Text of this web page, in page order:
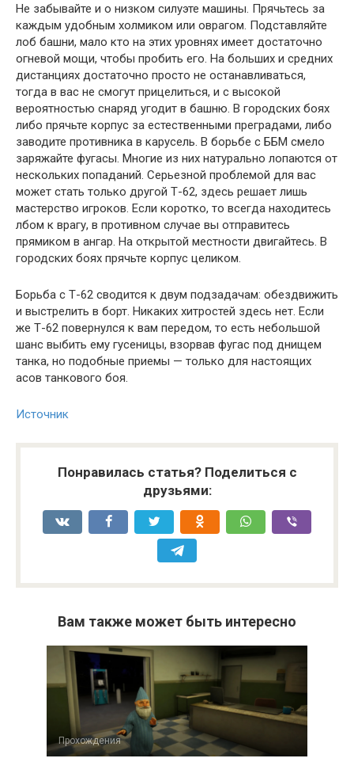
Не забывайте и о низком силуэте машины. Прячьтесь за
каждым удобным холмиком или оврагом. Подставляйте
лоб башни, мало кто на этих уровнях имеет достаточно
огневой мощи, чтобы пробить его. На больших и средних
дистанциях достаточно просто не останавливаться,
тогда в вас не смогут прицелиться, и с высокой
вероятностью снаряд угодит в башню. В городских боях
либо прячьте корпус за естественными преградами, либо
заводите противника в карусель. В борьбе с ББМ смело
заряжайте фугасы. Многие из них натурально лопаются от
нескольких попаданий. Серьезной проблемой для вас
может стать только другой Т-62, здесь решает лишь
мастерство игроков. Если коротко, то всегда находитесь
лбом к врагу, в противном случае вы отправитесь
прямиком в ангар. На открытой местности двигайтесь. В
городских боях прячьте корпус целиком.
Борьба с Т-62 сводится к двум подзадачам: обездвижить
и выстрелить в борт. Никаких хитростей здесь нет. Если
же Т-62 повернулся к вам передом, то есть небольшой
шанс выбить ему гусеницы, взорвав фугас под днищем
танка, но подобные приемы — только для настоящих
асов танкового боя.
Источник
Понравилась статья? Поделиться с
друзьями:
Вам также может быть интересно
Прохождения